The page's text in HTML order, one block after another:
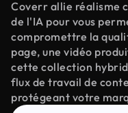
Coverr allie réalisme
de l'IA pour vous
compromettre la
page, une vidéo
cette collection
flux de travail de
protégeant votre